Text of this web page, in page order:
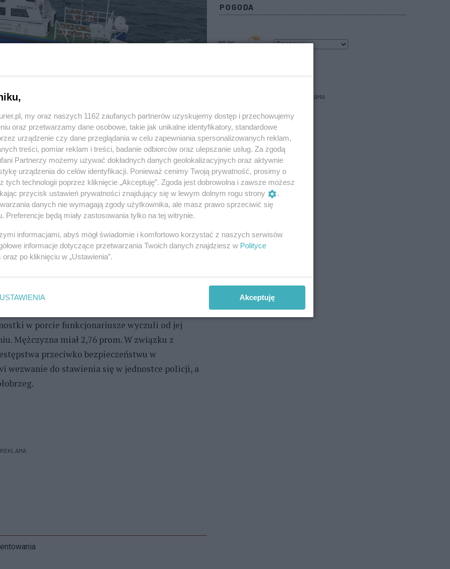
Straży Granicznej ujawnili pijanych
do portu w Świnoujściu czekał kapitan
w morze szyper kutra.
REKLAMA
Straży Granicznej w Świnoujściu musiała
była informacja z Kapitanatu Portu, że
może być pod wpływem alkoholu.
kapitana statku, Rosjanina, badaniu trzeźwości.
o tym Kapitanat Portu Świnoujście oraz
postępowania administracyjne, oraz
wyjście w morze 45-letniemu
w porcie funkcjonariusze wyczuli od jej
Mężczyzna miał 2,76 prom. W związku z
przeciwko bezpieczeństwu w
do stawienia się w jednostce policji, a
REKLAMA
POGODA
20℃
REKLAMA
my oraz naszych 1162 zaufanych partnerów uzyskujemy dostęp i przechowujemy
oraz przetwarzamy dane osobowe, takie jak unikalne identyfikatory, standardowe
urządzenie czy dane przeglądania w celu zapewniania spersonalizowanych reklam,
treści, pomiar reklam i treści, badanie odbiorców oraz ulepszanie usług. Za zgodą
Partnerzy możemy używać dokładnych danych geolokalizacyjnych oraz aktywnie
urządzenia do celów identyfikacji. Ponieważ cenimy Twoją prywatność, prosimy o
tych technologii poprzez kliknięcie „Akceptuję”. Zgoda jest dobrowolna i zawsze możesz
przycisk ustawień prywatności znajdujący się w lewym dolnym rogu strony
.
danych nie wymagają zgody użytkownika, ale masz prawo sprzeciwić się
Preferencje będą miały zastosowania tylko na tej witrynie.
informacjami, abyś mógł świadomie i komfortowo korzystać z naszych serwisów
informacje dotyczące przetwarzania Twoich danych znajdziesz w Polityce
oraz po kliknięciu w „Ustawienia”.
USTAWIENIA Akceptuję